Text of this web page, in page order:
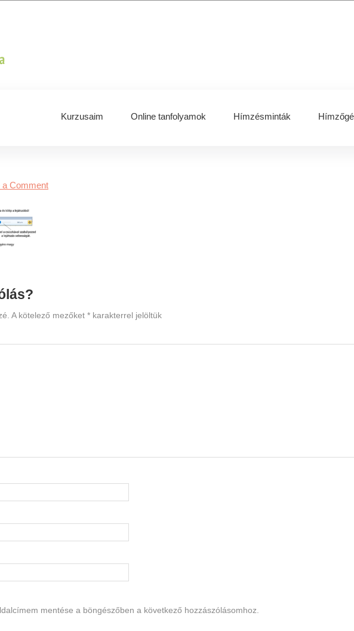
Kurzusaim Online tanfolyamok Hímzésminták
a Comment
A kötelező mezőket * karakterrel jelöltük
mentése a böngészőben a következő hozzászólásomhoz.